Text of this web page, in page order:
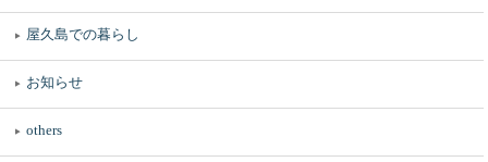
屋久島での暮らし
お知らせ
others